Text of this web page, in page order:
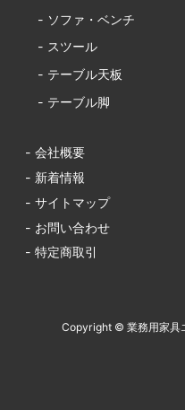
- ソファ・ベンチ
- スツール
- テーブル天板
- テーブル脚
- 会社概要
- 新着情報
- サイトマップ
- お問い合わせ
- 特定商取引
Copyright © 業務用家具